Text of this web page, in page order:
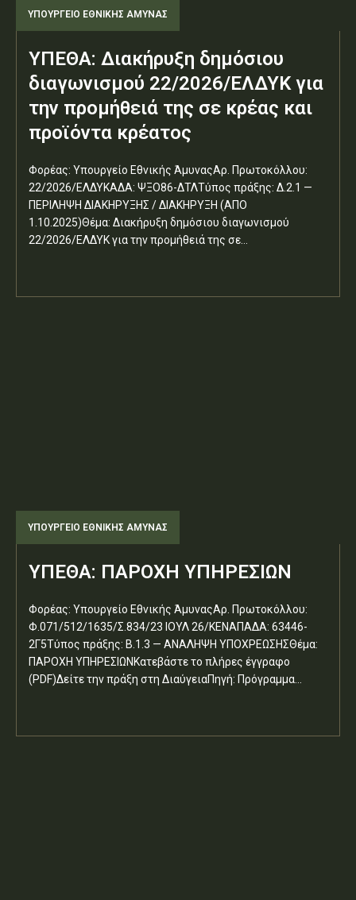
ΥΠΟΥΡΓΕΊΟ ΕΘΝΙΚΉΣ ΆΜΥΝΑΣ
ΥΠΕΘΑ: Διακήρυξη δημόσιου
διαγωνισμού 22/2026/ΕΛΔΥΚ για
την προμήθειά της σε κρέας και
προϊόντα κρέατος
Φορέας: Υπουργείο Εθνικής ΆμυναςΑρ. Πρωτοκόλλου:
22/2026/ΕΛΔΥΚΑΔΑ: ΨΞΟ86-ΔΤΛΤύπος πράξης: Δ.2.1 —
ΠΕΡΙΛΗΨΗ ΔΙΑΚΗΡΥΞΗΣ / ΔΙΑΚΗΡΥΞΗ (ΑΠΟ
1.10.2025)Θέμα: Διακήρυξη δημόσιου διαγωνισμού
22/2026/ΕΛΔΥΚ για την προμήθειά της σε...
ΥΠΟΥΡΓΕΊΟ ΕΘΝΙΚΉΣ ΆΜΥΝΑΣ
ΥΠΕΘΑ: ΠΑΡΟΧΗ ΥΠΗΡΕΣΙΩΝ
Φορέας: Υπουργείο Εθνικής ΆμυναςΑρ. Πρωτοκόλλου:
Φ.071/512/1635/Σ.834/23 ΙΟΥΛ 26/ΚΕΝΑΠΑΔΑ: 63446-
2Γ5Τύπος πράξης: Β.1.3 — ΑΝΑΛΗΨΗ ΥΠΟΧΡΕΩΣΗΣΘέμα:
ΠΑΡΟΧΗ ΥΠΗΡΕΣΙΩΝΚατεβάστε το πλήρες έγγραφο
(PDF)Δείτε την πράξη στη ΔιαύγειαΠηγή: Πρόγραμμα...